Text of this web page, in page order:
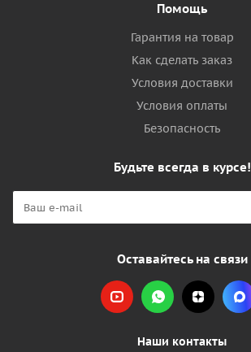
Помощь
Гарантия на товар
Как сделать заказ
Условия доставки
Условия оплаты
Безопасность
Будьте всегда в курсе!
Оставайтесь на связи
Наши контакты